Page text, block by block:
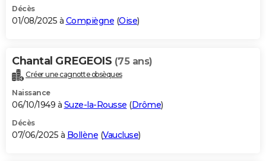
S'inscrire
Se connecter
Lycées
Collèges
Primaires
Universités
Entreprises
Service militaire
Avis de recherche
AVIS DE DÉCÈS
Bricolage
Lifestyle
Culture
Sport
Auto
Television
Voyage
Cinema
Décès
01/08/2025 à Compiègne (Oise)
Chantal GREGEOIS (75 ans)
Créer une cagnotte obsèques
Naissance
06/10/1949 à Suze-la-Rousse (Drôme)
Décès
07/06/2025 à Bollène (Vaucluse)